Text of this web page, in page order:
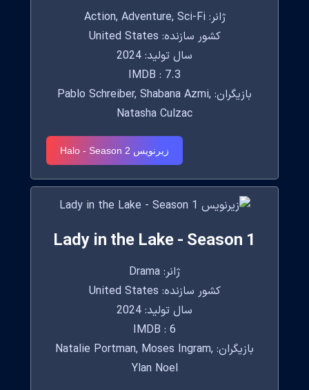
ژانر: Action, Adventure, Sci-Fi
کشور سازنده: United States
سال تولید: 2024
IMDB : 7.3
بازیگران: Pablo Schreiber, Shabana Azmi,
Natasha Culzac
زیرنویس Halo - Season 2
Lady in the Lake - Season 1
ژانر: Drama
کشور سازنده: United States
سال تولید: 2024
IMDB : 6
بازیگران: Natalie Portman, Moses Ingram,
Ylan Noel